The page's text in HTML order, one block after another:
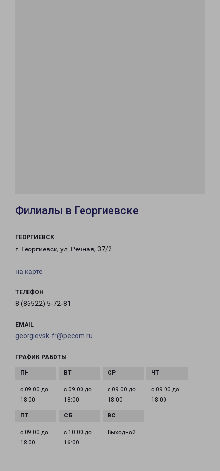
Филиалы в Георгиевске
ГЕОРГИЕВСК
г. Георгиевск, ул. Речная, 37/2.
на карте
ТЕЛЕФОН
8 (86522) 5-72-81
EMAIL
georgievsk-fr@pecom.ru
ГРАФИК РАБОТЫ
с 09:00 до
18:00
с 09:00 до
18:00
с 09:00 до
18:00
с 09:00 до
18:00
с 09:00 до
18:00
с 10:00 до
16:00
Выходной